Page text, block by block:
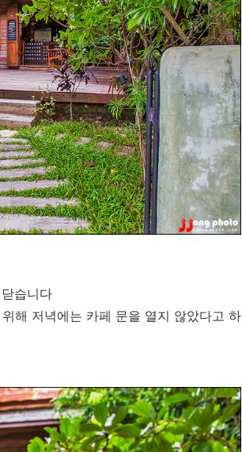
습니다
해 저녁에는 카페 문을 열지 않았다고 하